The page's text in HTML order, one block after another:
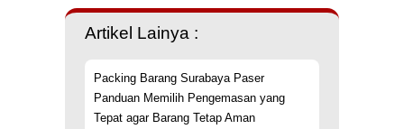
Artikel Lainya :
Packing Barang Surabaya Paser
Panduan Memilih Pengemasan yang
Tepat agar Barang Tetap Aman